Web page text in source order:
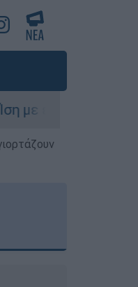
βόμβες της